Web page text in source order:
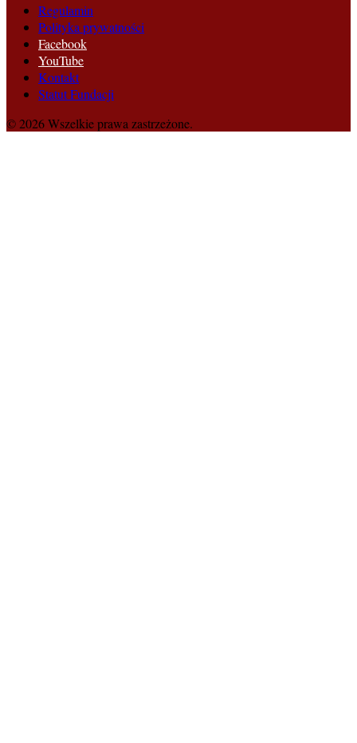
Regulamin
Polityka prywatności
Facebook
YouTube
Kontakt
Statut Fundacji
© 2026 Wszelkie prawa zastrzeżone.